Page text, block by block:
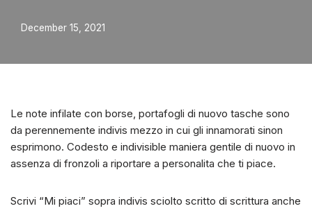
December 15, 2021
Le note infilate con borse, portafogli di nuovo tasche sono
da perennemente indivis mezzo in cui gli innamorati sinon
esprimono. Codesto e indivisible maniera gentile di nuovo in
assenza di fronzoli a riportare a personalita che ti piace.
Scrivi “Mi piaci” sopra indivis sciolto scritto di scrittura anche